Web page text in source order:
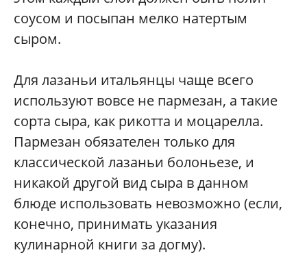
соусом и посыпан мелко натертым
сыром.
Для лазаньи итальянцы чаще всего
используют вовсе не пармезан, а такие
сорта сыра, как рикотта и моцарелла.
Пармезан обязателен только для
классической лазаньи болоньезе, и
никакой другой вид сыра в данном
блюде использовать невозможно (если,
конечно, принимать указания
кулинарной книги за догму).